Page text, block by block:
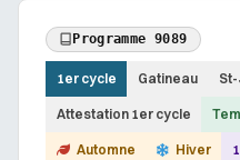
Programme 9089
1er cycle Gatineau
Attestation 1er cycle
Automne Hiver